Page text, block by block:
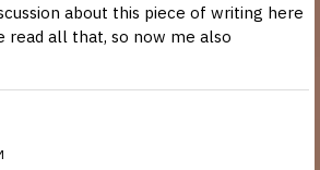
about this piece of writing here
read all that, so now me also